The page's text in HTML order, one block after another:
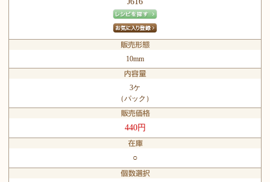
10mm
3ケ
（パック）
440円
○